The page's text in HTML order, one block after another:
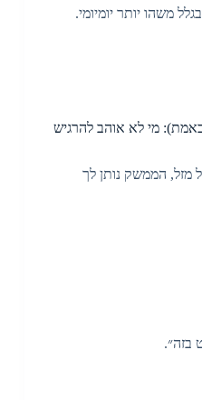
משהו יותר יומיומי.
מי לא אוהב להרגיש
מזל, הממשק נותן לך
בזה״.